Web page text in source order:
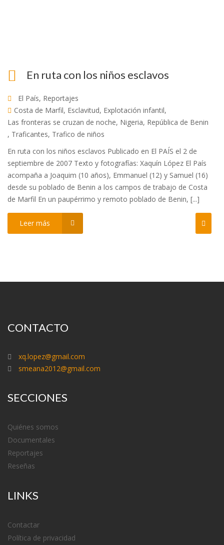
En ruta con los niños esclavos
El País, Reportajes
Costa de Marfil, Esclavitud, Explotación infantil,
Las fronteras se cruzan de noche, Nigeria, República de Benin
, Traficantes, Trafico de niños
En ruta con los niños esclavos Publicado en El PAÍS el 2 de
septiembre de 2007 Texto y fotografías: Xaquín López El País
acompaña a Joaquim (10 años), Emmanuel (12) y Samuel (16)
desde su poblado de Benin a los campos de trabajo de Costa
de Marfil En un paupérrimo y remoto poblado de Benin, [...]
Leer más
CONTACTO
xq.lopez@gmail.com
smeana2012@gmail.com
SECCIONES
Quiénes somos
Documentales
Reportajes
Reseñas
LINKS
Contactar
Política de privacidad